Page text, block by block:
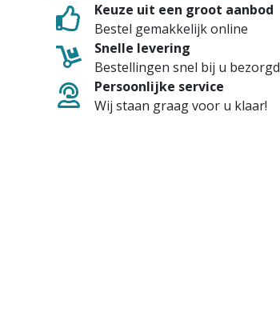
Keuze uit een groot aanbod
Bestel gemakkelijk online
Snelle levering
Bestellingen snel bij u bezorgd
Persoonlijke service
Wij staan graag voor u klaar!